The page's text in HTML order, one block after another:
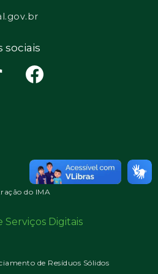
sociais
do IMA
Serviços Digitais
de Resíduos Sólidos